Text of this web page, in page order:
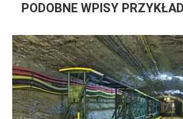
PODOBNE WPISY